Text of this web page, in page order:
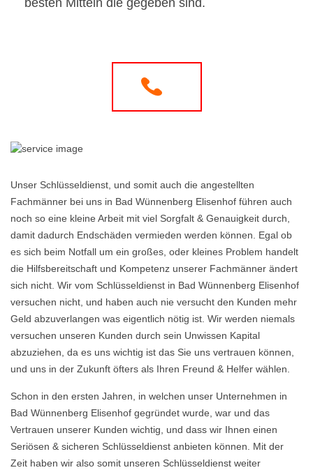
besten Mitteln die gegeben sind.
Unser Schlüsseldienst, und somit auch die angestellten
Fachmänner bei uns in Bad Wünnenberg Elisenhof führen auch
noch so eine kleine Arbeit mit viel Sorgfalt & Genauigkeit durch,
damit dadurch Endschäden vermieden werden können. Egal ob
es sich beim Notfall um ein großes, oder kleines Problem handelt
die Hilfsbereitschaft und Kompetenz unserer Fachmänner ändert
sich nicht. Wir vom Schlüsseldienst in Bad Wünnenberg Elisenhof
versuchen nicht, und haben auch nie versucht den Kunden mehr
Geld abzuverlangen was eigentlich nötig ist. Wir werden niemals
versuchen unseren Kunden durch sein Unwissen Kapital
abzuziehen, da es uns wichtig ist das Sie uns vertrauen können,
und uns in der Zukunft öfters als Ihren Freund & Helfer wählen.
Schon in den ersten Jahren, in welchen unser Unternehmen in
Bad Wünnenberg Elisenhof gegründet wurde, war und das
Vertrauen unserer Kunden wichtig, und dass wir Ihnen einen
Seriösen & sicheren Schlüsseldienst anbieten können. Mit der
Zeit haben wir also somit unseren Schlüsseldienst weiter